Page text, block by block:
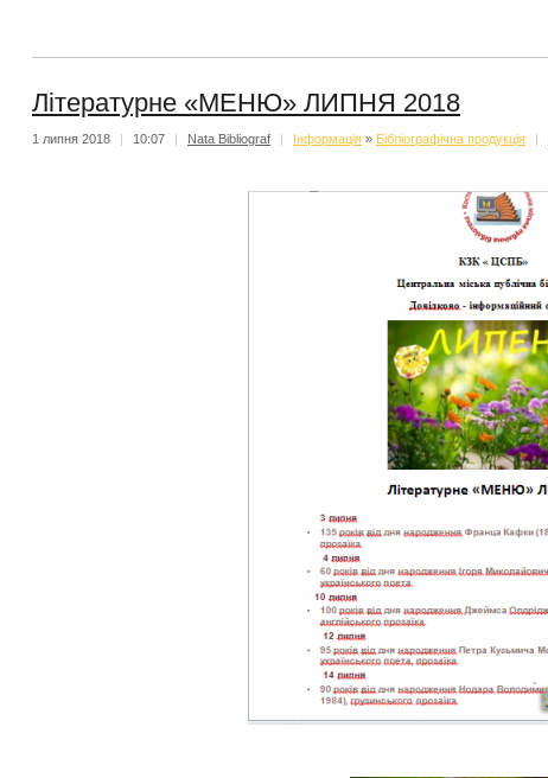
Літературне «МЕНЮ» ЛИПНЯ 2018
1 липня 2018 | 10:07 | Nata Bibliograf | Iнформацiя » Бібліографічна продукція |